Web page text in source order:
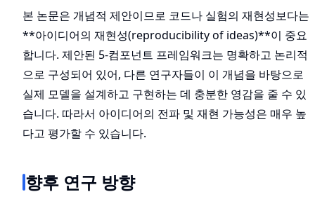
본 논문은 개념적 제안이므로 코드나 실험의 재현성보다는
**아이디어의 재현성(reproducibility of ideas)**이 중요
합니다. 제안된 5-컴포넌트 프레임워크는 명확하고 논리적
으로 구성되어 있어, 다른 연구자들이 이 개념을 바탕으로
실제 모델을 설계하고 구현하는 데 충분한 영감을 줄 수 있
습니다. 따라서 아이디어의 전파 및 재현 가능성은 매우 높
다고 평가할 수 있습니다.
향후 연구 방향